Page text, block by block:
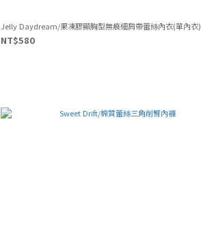
Jelly Daydream/果凍膠顯胸型無痕細肩帶蕾絲內衣(單內衣)
NT$580